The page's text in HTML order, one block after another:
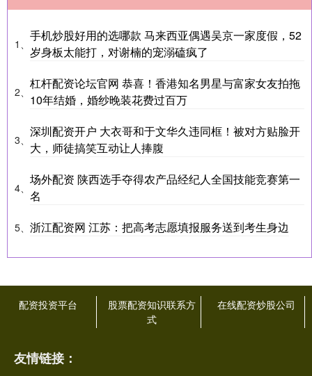
1、
手机炒股好用的选哪款 马来西亚偶遇吴京一家度假，52
岁身板太能打，对谢楠的宠溺磕疯了
2、
杠杆配资论坛官网 恭喜！香港知名男星与富家女友拍拖
10年结婚，婚纱晚装花费过百万
3、
深圳配资开户 大衣哥和于文华久违同框！被对方贴脸开
大，师徒搞笑互动让人捧腹
4、
场外配资 陕西选手夺得农产品经纪人全国技能竞赛第一
名
5、 浙江配资网 江苏：把高考志愿填报服务送到考生身边
配资投资平台
股票配资知识联系方
式
在线配资炒股公司
友情链接：